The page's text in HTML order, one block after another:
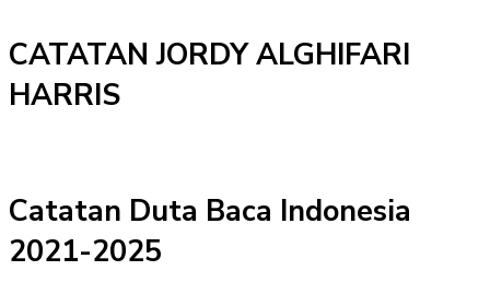
CATATAN JORDY ALGHIFARI
HARRIS
Catatan Duta Baca Indonesia
2021-2025